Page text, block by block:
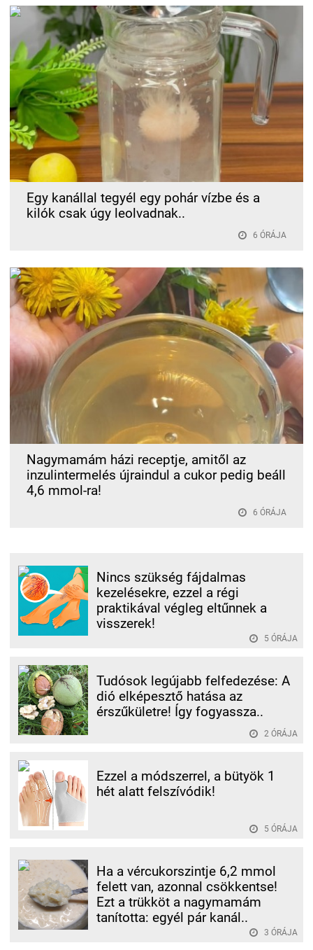
Egy kanállal tegyél egy pohár vízbe és a
kilók csak úgy leolvadnak..
6 ÓRÁJA
Nagymamám házi receptje, amitől az
inzulintermelés újraindul a cukor pedig beáll
4,6 mmol-ra!
6 ÓRÁJA
Nincs szükség fájdalmas
kezelésekre, ezzel a régi
praktikával végleg eltűnnek a
visszerek!
5 ÓRÁJA
Tudósok legújabb felfedezése: A
dió elképesztő hatása az
érszűkületre! Így fogyassza..
2 ÓRÁJA
Ezzel a módszerrel, a bütyök 1
hét alatt felszívódik!
5 ÓRÁJA
Ha a vércukorszintje 6,2 mmol
felett van, azonnal csökkentse!
Ezt a trükköt a nagymamám
tanította: egyél pár kanál..
3 ÓRÁJA